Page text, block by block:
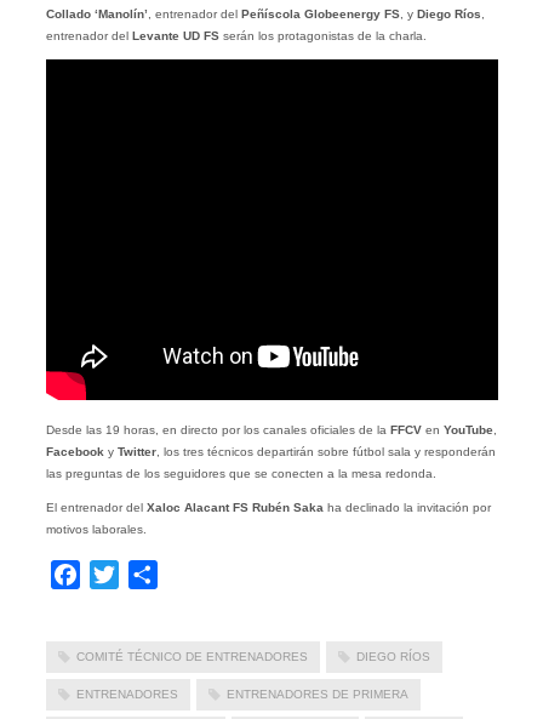
Collado ‘Manolín’ , entrenador del Peñíscola Globeenergy FS, y Diego Ríos
entrenador del Levante UD FS serán los protagonistas de la charla.
Desde las 19 horas, en directo por los canales oficiales de la FFCVen YouTube,
Facebook y Twitter, los tres técnicos departirán sobre fútbol sala y responderán
las preguntas de los seguidores que se conecten a la mesa redonda.
El entrenador del Xaloc Alacant FS Rubén Saka ha declinado la invitación por
motivos laborales.
Facebook
Twitter
COMITÉ TÉCNICO DE ENTRENADORES DIEGO RÍOS
ENTRENADORES ENTRENADORES DE PRIMERA